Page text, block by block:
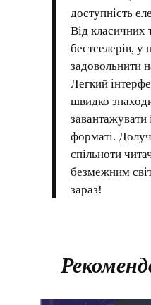
доступність
Від класичних
бестселерів,
задовольнити
Легкий
швидко
форматі.
спільноти
безмежним
зараз!